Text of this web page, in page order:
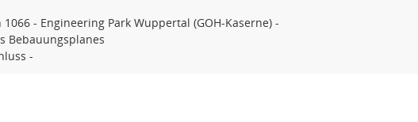
- Engineering Park Wuppertal (GOH-Kaserne) -
Bebauungsplanes
-